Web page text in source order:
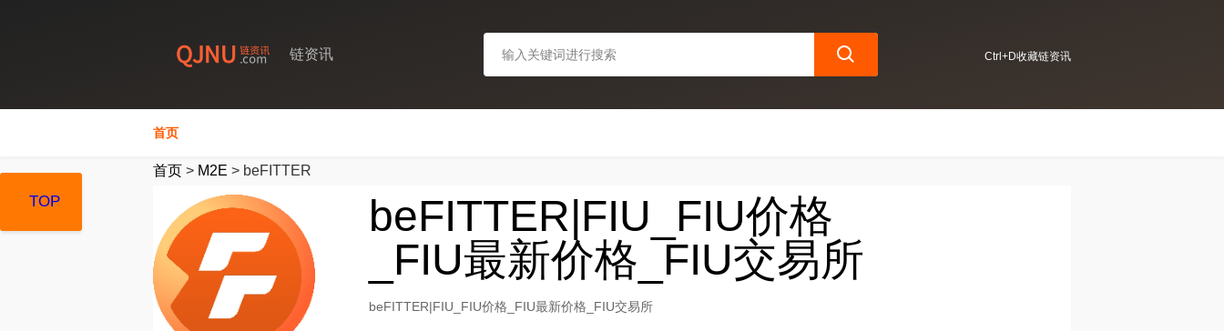
链资讯 Ctrl+D收藏链资讯
首页
首页 > M2E > beFITTER
beFITTER|FIU_FIU价格
_FIU最新价格_FIU交易所
beFITTER|FIU_FIU价格_FIU最新价格_FIU交易所
TOP
TOP
TOP